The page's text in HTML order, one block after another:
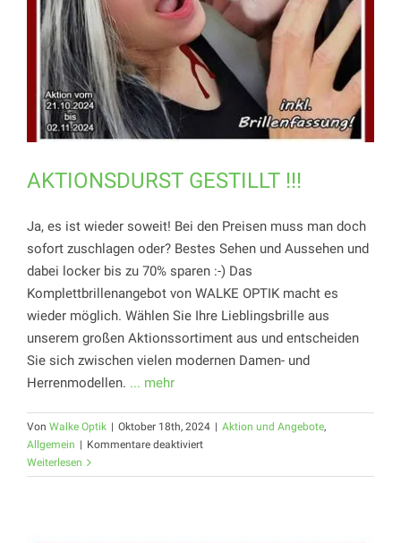
AKTIONSDURST GESTILLT !!!
Ja, es ist wieder soweit! Bei den Preisen muss man doch
sofort zuschlagen oder? Bestes Sehen und Aussehen und
dabei locker bis zu 70% sparen :-) Das
Komplettbrillenangebot von WALKE OPTIK macht es
wieder möglich. Wählen Sie Ihre Lieblingsbrille aus
unserem großen Aktionssortiment aus und entscheiden
Sie sich zwischen vielen modernen Damen- und
Herrenmodellen. ... mehr
Von Walke Optik | Oktober 18th, 2024 | Aktion und Angebote,
Allgemein | Kommentare deaktiviertfür
GESTILLT
Weiterlesen